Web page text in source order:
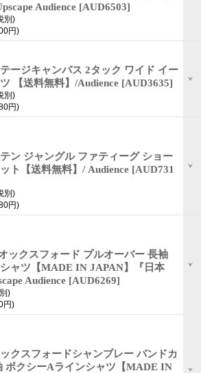
Audience [AUD6503]
別)
円)
ージキャンバス 2タック ワイド イー
【送料無料】/Audience [AUD3635]
別)
円)
ン ジャングル ファティーグ ショー
ット【送料無料】/ Audience [AUD731
別)
円)
ックスフォード プルオーバー 長袖
ャツ【MADE IN JAPAN】『日本
Audience [AUD6269]
)
円)
クスフォードシャンブレー バンドカ
ボクシーAラインシャツ【MADE IN